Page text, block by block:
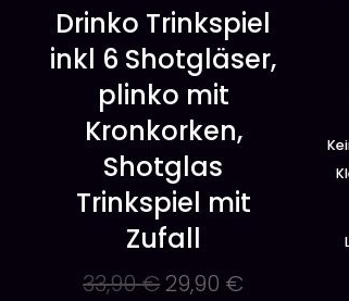
Drinko Trinkspiel
inkl 6 Shotgläser,
plinko mit
Kronkorken,
Shotglas
Trinkspiel mit
Zufall
33,90€Ursprünglicher
29,90 €